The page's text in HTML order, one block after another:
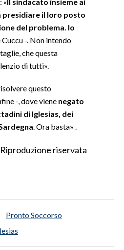
il loro posto
del problema. Io
Cuccu -. Non intendo
che questa
di tutti».
questo
-, dove viene negato
di Iglesias, dei
. Ora basta» .
riservata
Pronto Soccorso